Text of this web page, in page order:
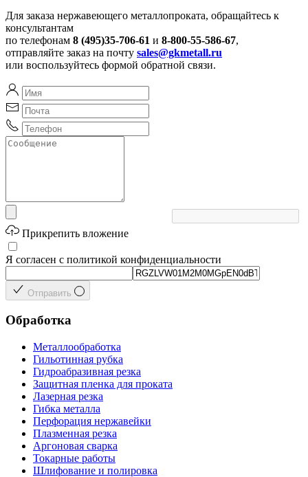
Для заказа нержавеющего металлопроката, обращайтесь к
консультантам
по телефонам 8 (495)35-706-61 и 8-800-55-586-67,
отправляйте заказ на почту sales@gkmetall.ru
или воспользуйтесь формой обратной связи.
Прикрепить вложение
Я согласен с политикой конфиденциальности
Отправить
Обработка
Металлообработка
Гильотинная рубка
Гидроабразивная резка
Защитная пленка для проката
Лазерная резка
Гибка металла
Перфорация нержавейки
Плазменная резка
Аргоновая сварка
Токарные работы
Шлифование и полировка